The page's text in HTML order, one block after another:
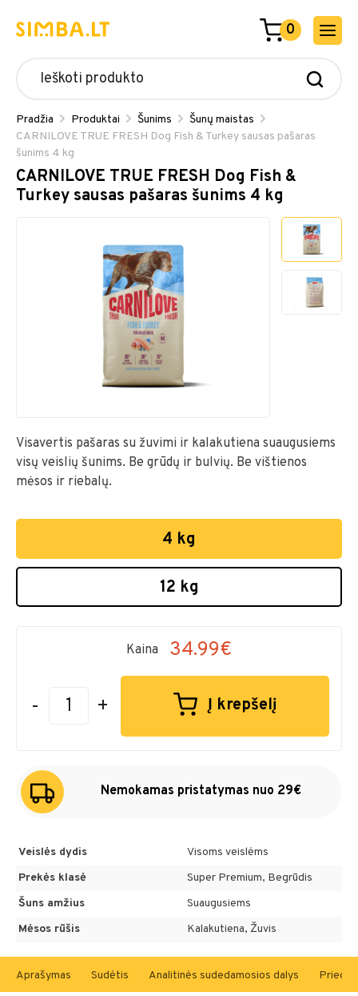
0
Pradžia Produktai Šunims
Šunų maistas
CARNILOVE TRUE FRESH Dog Fish & Turkey sausas pašaras
šunims 4 kg
CARNILOVE TRUE FRESH Dog Fish &
Turkey sausas pašaras šunims 4 kg
Visavertis pašaras su žuvimi ir kalakutiena suaugusiems
visų veislių šunims. Be grūdų ir bulvių. Be vištienos
mėsos ir riebalų.
4 kg
12 kg
Kaina 34.99€
- + Į krepšelį
Nemokamas pristatymas nuo 29€
Veislės dydis
Visoms veislėms
Prekės klasė
Super Premium, Begrūdis
Šuns amžius
Suaugusiems
Mėsos rūšis
Kalakutiena, Žuvis
Aprašymas Sudėtis Analitinės sudedamosios dalys Priedai